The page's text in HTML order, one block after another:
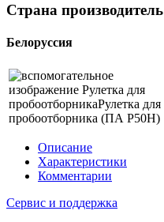
Страна производитель
Белоруссия
Описание
Характеристики
Комментарии
Сервис и поддержка